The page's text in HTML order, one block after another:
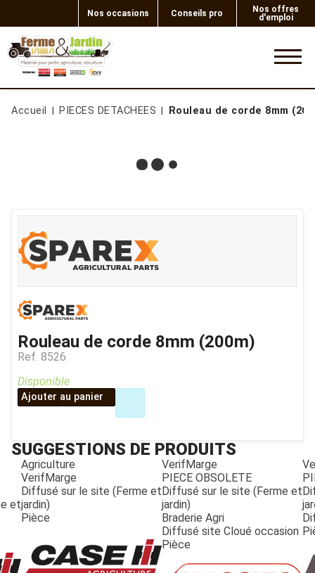
Nos occasions Conseils pro
Nos offres
d'emploi
Accueil PIECES DETACHEES Rouleau de corde 8mm
Rouleau de corde 8mm (200m)
Ref. 8526
Disponible
Ajouter au panier
SUGGESTIONS DE PRODUITS
et
Agriculture
VerifMarge
Diffusé sur le site (Ferme et
jardin)
Pièce
VerifMarge
PIECE OBSOLETE
Diffusé sur le site (Ferme et
jardin)
Braderie Agri
Diffusé site Cloué occasion
Pièce